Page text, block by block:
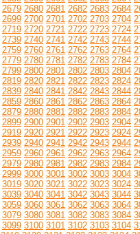
2679 2680 2681 2682 2683 2684
2699 2700 2701 2702 2703 2704
2719 2720 2721 2722 2723 2724
2739 2740 2741 2742 2743 2744
2759 2760 2761 2762 2763 2764
2779 2780 2781 2782 2783 2784
2799 2800 2801 2802 2803 2804
2819 2820 2821 2822 2823 2824
2839 2840 2841 2842 2843 2844
2859 2860 2861 2862 2863 2864
2879 2880 2881 2882 2883 2884
2899 2900 2901 2902 2903 2904
2919 2920 2921 2922 2923 2924
2939 2940 2941 2942 2943 2944
2959 2960 2961 2962 2963 2964
2979 2980 2981 2982 2983 2984
2999 3000 3001 3002 3003 3004
3019 3020 3021 3022 3023 3024
3039 3040 3041 3042 3043 3044
3059 3060 3061 3062 3063 3064
3079 3080 3081 3082 3083 3084
3099 3100 3101 3102 3103 3104